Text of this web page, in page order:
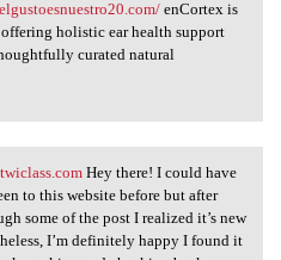
enCortex is
holistic ear health support
curated natural
Hey
Hey there! I could have
to this website before but after
some of the post I realized it’s new
I’m definitely happy I found it